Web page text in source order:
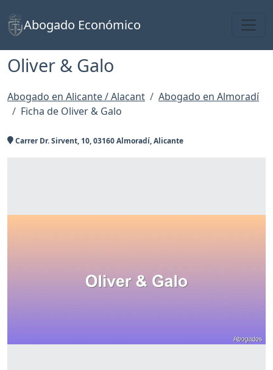
Abogado Económico
Oliver & Galo
Abogado en Alicante / Alacant
Abogado en Almoradí
Ficha de Oliver & Galo
Carrer Dr. Sirvent, 10, 03160 Almoradí, Alicante